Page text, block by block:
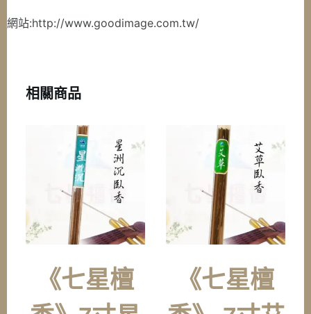
網站:http://www.goodimage.com.tw/
相關商品
《七星檀
《七星檀